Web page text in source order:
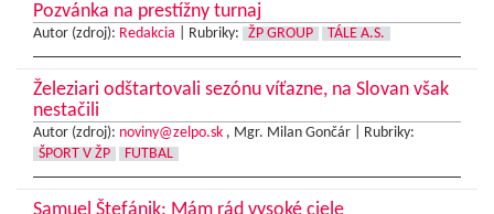
Pozvánka na prestížny turnaj
Autor (zdroj): Redakcia Rubriky: ŽP GROUP TÁLE A.S.
Železiari odštartovali sezónu víťazne, na Slovan však
nestačili
Autor (zdroj): noviny@zelpo.sk , Mgr. Milan Gončár |
Rubriky:
ŠPORT V ŽP
FUTBAL